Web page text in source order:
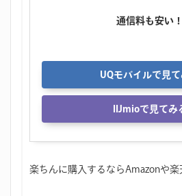
通信料も安い！
UQモバイルで見て
IIJmioで見てみ
楽ちんに購入するならAmazonや楽